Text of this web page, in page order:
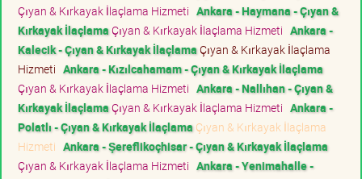
Çıyan & Kırkayak İlaçlama Hizmeti Ankara - Haymana - Çıyan &
Kırkayak İlaçlamaÇıyan & Kırkayak İlaçlama Hizmeti Ankara -
Kalecik - Çıyan & Kırkayak İlaçlamaÇıyan & Kırkayak İlaçlama
Hizmeti Ankara - Kızılcahamam - Çıyan & Kırkayak İlaçlama
Çıyan & Kırkayak İlaçlama Hizmeti Ankara - Nallıhan - Çıyan &
Kırkayak İlaçlamaÇıyan & Kırkayak İlaçlama Hizmeti Ankara -
Polatlı - Çıyan & Kırkayak İlaçlama Çıyan & Kırkayak İlaçlama
Hizmeti Ankara - Şereflikoçhisar - Çıyan & Kırkayak İlaçlama
Çıyan & Kırkayak İlaçlama Hizmeti Ankara - Yenimahalle -